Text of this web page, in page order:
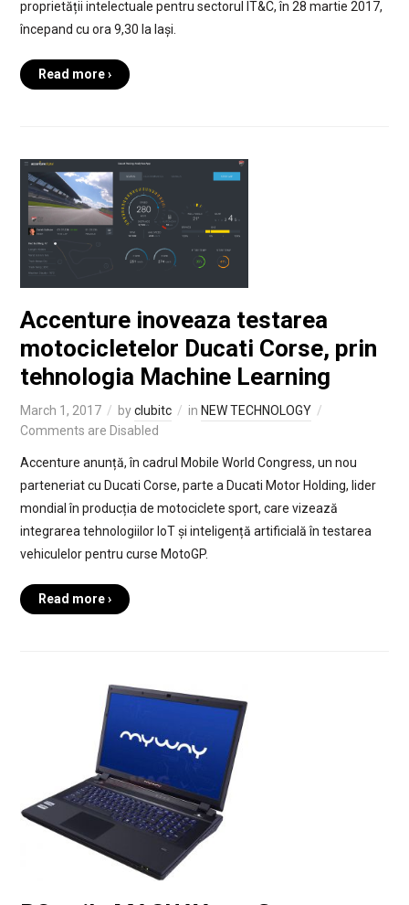
proprietății intelectuale pentru sectorul IT&C, în 28 martie 2017,
începand cu ora 9,30 la Iași.
Read more ›
Accenture inoveaza testarea
motocicletelor Ducati Corse, prin
tehnologia Machine Learning
March 1, 2017 byclubitc in NEW TECHNOLOGY
Comments are Disabled
Accenture anunță, în cadrul Mobile World Congress, un nou
parteneriat cu Ducati Corse, parte a Ducati Motor Holding, lider
mondial în producția de motociclete sport, care vizează
integrarea tehnologiilor IoT și inteligență artificială în testarea
vehiculelor pentru curse MotoGP.
Read more ›